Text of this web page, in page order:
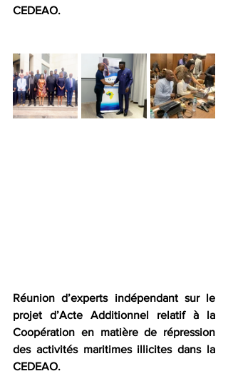
CEDEAO.
Réunion d’experts indépendant sur le
projet d’Acte Additionnel relatif à la
Coopération en matière de répression
des activités maritimes illicites dans la
CEDEAO.